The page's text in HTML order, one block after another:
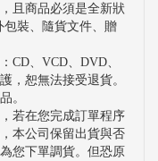
且商品必須是全新狀
裝、隨貨文件、贈
CD、VCD、DVD、
，恕無法接受退貨。
。
若在您完成訂單程序
本公司保留出貨與否
您下單調貨。但恐原